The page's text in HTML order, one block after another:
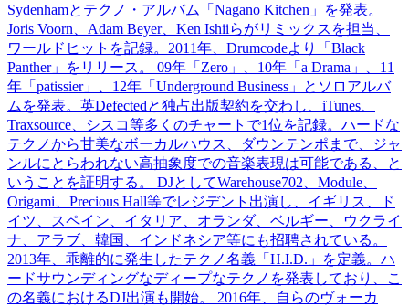
Sydenhamとテクノ・アルバム「Nagano Kitchen」を発表。
Joris Voorn、Adam Beyer、Ken Ishiiらがリミックスを担当、
ワールドヒットを記録。2011年、Drumcodeより「Black
Panther」をリリース。 09年「Zero」、10年「a Drama」、11
年「patissier」、12年「Underground Business」とソロアルバ
ムを発表。英Defectedと独占出版契約を交わし、iTunes、
Traxsource、シスコ等多くのチャートで1位を記録。ハードな
テクノから甘美なボーカルハウス、ダウンテンポまで、ジャ
ンルにとらわれない高抽象度での音楽表現は可能である、と
いうことを証明する。 DJとしてWarehouse702、Module、
Origami、Precious Hall等でレジデント出演し、イギリス、ド
イツ、スペイン、イタリア、オランダ、ベルギー、ウクライ
ナ、アラブ、韓国、インドネシア等にも招聘されている。
2013年、乖離的に発生したテクノ名義「H.I.D.」を定義。ハ
ードサウンディングなディープなテクノを発表しており、こ
の名義におけるDJ出演も開始。 2016年、自らのヴォーカ